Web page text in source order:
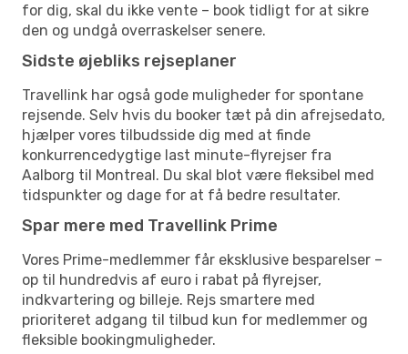
for dig, skal du ikke vente – book tidligt for at sikre
den og undgå overraskelser senere.
Sidste øjebliks rejseplaner
Travellink har også gode muligheder for spontane
rejsende. Selv hvis du booker tæt på din afrejsedato,
hjælper vores tilbudsside dig med at finde
konkurrencedygtige last minute-flyrejser fra
Aalborg til Montreal. Du skal blot være fleksibel med
tidspunkter og dage for at få bedre resultater.
Spar mere med Travellink Prime
Vores Prime-medlemmer får eksklusive besparelser –
op til hundredvis af euro i rabat på flyrejser,
indkvartering og billeje. Rejs smartere med
prioriteret adgang til tilbud kun for medlemmer og
fleksible bookingmuligheder.